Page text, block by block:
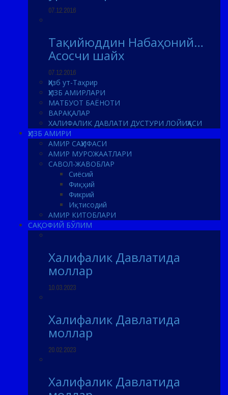
07.12.2016
Тақийюддин Набаҳоний…
Асосчи шайх
07.12.2016
Ҳизб ут-Таҳрир
ҲИЗБ АМИРЛАРИ
МАТБУОТ БАЁНОТИ
ВАРАҚАЛАР
ХАЛИФАЛИК ДАВЛАТИ ДУСТУРИ ЛОЙИҲАСИ
ҲИЗБ АМИРИ
АМИР САҲИФАСИ
АМИР МУРОЖААТЛАРИ
САВОЛ-ЖАВОБЛАР
Сиёсий
Фиқҳий
Фикрий
Иқтисодий
АМИР КИТОБЛАРИ
САҚОФИЙ БЎЛИМ
Халифалик Давлатида
моллар
10.03.2023
Халифалик Давлатида
моллар
20.02.2023
Халифалик Давлатида